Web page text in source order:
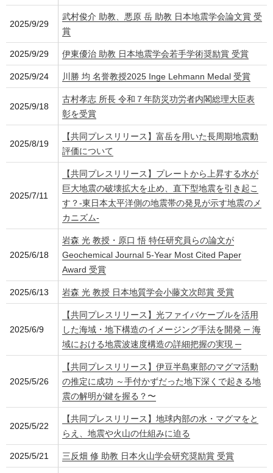
2025/9/29
武村俊介 助教、悪原 岳 助教 日本地震学会論文賞 受
賞
2025/9/29 伊東優治 助教 日本地震学会若手学術奨励賞 受賞
2025/9/24 川勝 均 名誉教授2025 Inge Lehmann Medal 受賞
2025/9/18
古村孝志 所長 令和７年防災功労者内閣総理大臣表
彰を受賞
2025/8/19
【共同プレスリリース】富岳を用いた長周期地震動
評価について
2025/7/11
【共同プレスリリース】プレートから上昇する水が
巨大地震の破壊拡大を止め、直下型地震を引き起こ
す？-東日本太平洋側の地震帯の発見が示す地震のメ
カニズム-
2025/6/18
岩森 光 教授・原口 悟 特任研究員らの論文が
Geochemical Journal 5-Year Most Cited Paper
Award 受賞
2025/6/13 岩森 光 教授 日本地質学会小藤文次郎賞 受賞
2025/6/9
【共同プレスリリース】光ファイバケーブルを活用
した海域・地下構造のイメージング手法を開発 ─ 海
域における地震波速度構造の詳細把握の実現 ─
2025/5/26
【共同プレスリリース】伊豆半島東部のマグマ活動
の推定に成功 ～手付かずだった地下深くで起きる地
震の解明が鍵を握る？〜
2025/5/22
【共同プレスリリース】地球内部の水・マグマをと
らえ、地震や火山の仕組みに迫る
2025/5/21 三反畑 修 助教 日本火山学会研究奨励賞 受賞